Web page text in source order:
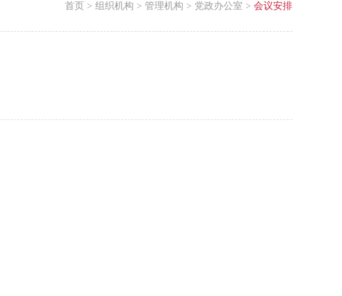
首页 > 组织机构 > 管理机构 > 党政办公室 > 会议安排